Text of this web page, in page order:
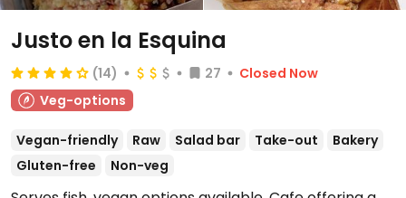
Justo en la Esquina
(14) 27
Closed Now
Veg-options
Vegan-friendly Raw Salad bar Take-out
Bakery
Gluten-free
Non-veg